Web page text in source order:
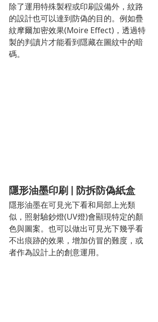
除了運用特殊製程或印刷設備外，紋路
的設計也可以達到防偽的目的。例如疊
紋摩爾加密效果(Moire Effect)，透過特
製的判讀片才能看到隱藏在圖紋中的暗
碼。
隱形油墨印刷 | 防拆防偽紙盒
隱形油墨在可見光下看和局部上光類
似，照射驗鈔燈(UV燈)會顯現特定的顏
色與圖案。也可以做出可見光下幾乎看
不出痕跡的效果，增加仿冒的難度，或
者作為設計上的創意運用。